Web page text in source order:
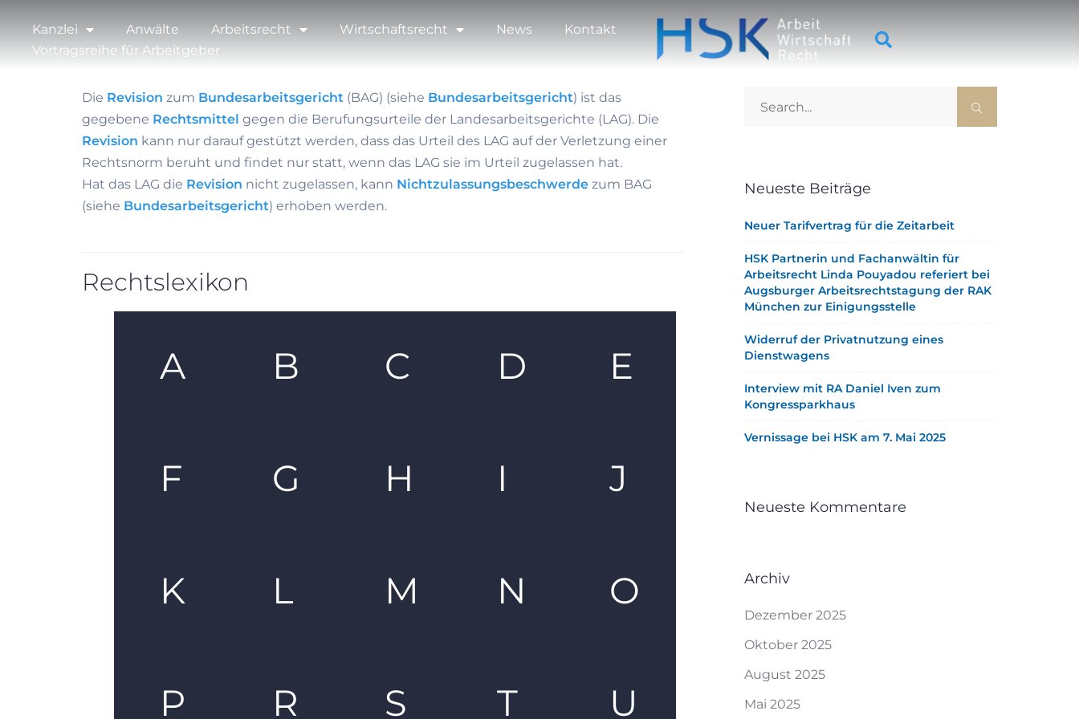
Kanzlei Anwälte Arbeitsrecht Wirtschaftsrecht News
Kontakt
Vortragsreihe für Arbeitgeber
Die Revision zum Bundesarbeitsgericht (BAG) (siehe Bundesarbeitsgericht) ist das
gegebene Rechtsmittel gegen die Berufungsurteile der Landesarbeitsgerichte (LAG). Die
Revision kann nur darauf gestützt werden, dass das Urteil des LAG auf der Verletzung einer
Rechtsnorm beruht und findet nur statt, wenn das LAG sie im Urteil zugelassen hat.
Hat das LAG die Revision nicht zugelassen, kann Nichtzulassungsbeschwerde zum BAG
(siehe Bundesarbeitsgericht) erhoben werden.
Rechtslexikon
A B C D E
F G H I J
K L M N O
P R S T U
Neueste Beiträge
Neuer Tarifvertrag für die Zeitarbeit
HSK Partnerin und Fachanwältin für
Arbeitsrecht Linda Pouyadou referiert bei
Augsburger Arbeitsrechtstagung der RAK
München zur Einigungsstelle
Widerruf der Privatnutzung eines
Dienstwagens
Interview mit RA Daniel Iven zum
Kongressparkhaus
Vernissage bei HSK am 7. Mai 2025
Neueste Kommentare
Archiv
Dezember 2025
Oktober 2025
August 2025
Mai 2025